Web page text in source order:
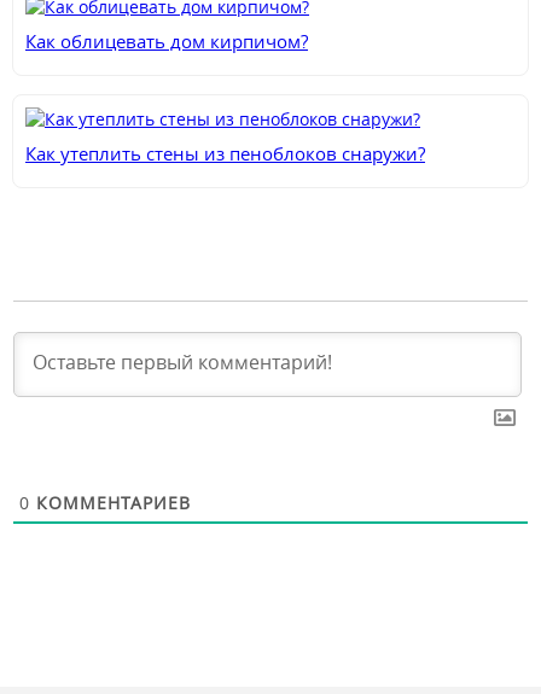
Как облицевать дом кирпичом?
Как утеплить стены из пеноблоков снаружи?
0 КОММЕНТАРИЕВ